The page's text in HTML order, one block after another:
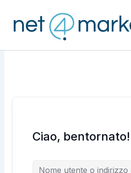
contenuto
Ciao, bentornato!